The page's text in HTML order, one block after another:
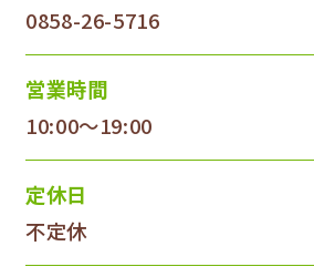
0858-26-5716
営業時間
10:00～19:00
定休日
不定休